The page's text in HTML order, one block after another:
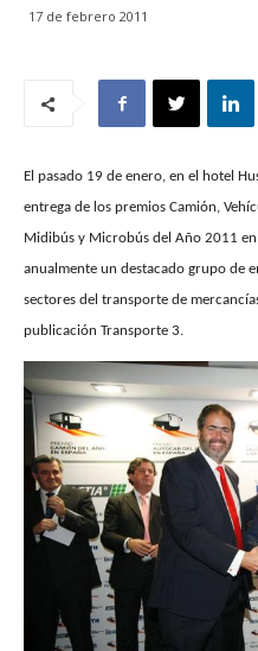
17 de febrero 2011
El pasado 19 de enero, en el hotel
entrega de los premios Camión,
Midibús y Microbús del Año 2011
anualmente un destacado grupo de
sectores del transporte de
publicación Transporte 3.